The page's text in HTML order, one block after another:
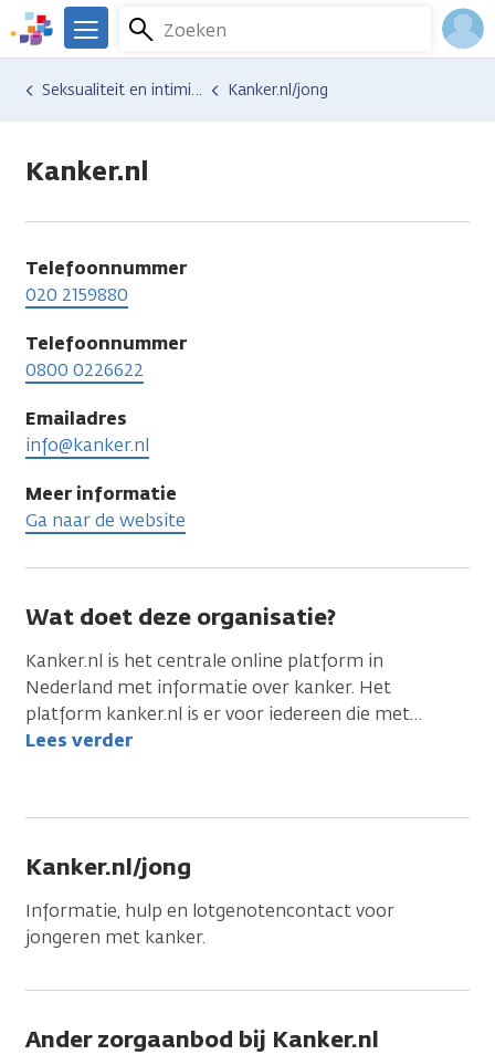
Overslaan
en
naar
We
er
Kanker.nl
Zoeken
Menu
Hulp en ondersteuning
Vind hulp bij kanker
Relaties en gezin Seksualiteit en intimiteit Kanker.nl/jong
Kanker.nl
Telefoonnummer
020 2159880
Telefoonnummer
0800 0226622
Emailadres
info@kanker.nl
Meer informatie
Ga naar de website
Wat doet deze organisatie?
Kanker.nl is het centrale online platform in
Nederland met informatie over kanker. Het
platform kanker.nl is er voor iedereen die met…
Lees verder
Kanker.nl/jong
Informatie, hulp en lotgenotencontact voor
jongeren met kanker.
Ander zorgaanbod bij Kanker.nl